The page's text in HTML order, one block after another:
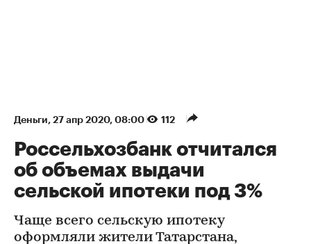
Деньги⁠, 27 апр 2020, 08:00 112
Россельхозбанк отчитался
об объемах выдачи
сельской ипотеки под 3%
Чаще всего сельскую ипотеку
оформляли жители Татарстана,